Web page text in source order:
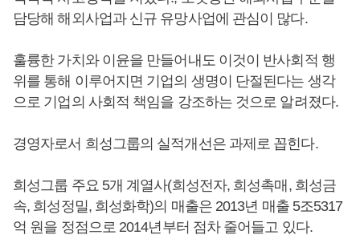
담당해 해외사업과 신규 유망사업에 관심이 많다.
훌륭한 가치와 이윤을 만들어내도 이것이 반사회적 행
위를 통해 이루어지면 기업의 생명이 단절된다는 생각
으로 기업의 사회적 책임을 강조하는 것으로 알려졌다.
경영자로서 희성그룹의 실적개선은 과제로 꼽힌다.
희성그룹 주요 5개 계열사(희성전자, 희성촉매, 희성금
속, 희성정밀, 희성화학)의 매출은 2013년 매출 5조5317
억 원을 정점으로 2014년부터 점차 줄어들고 있다.